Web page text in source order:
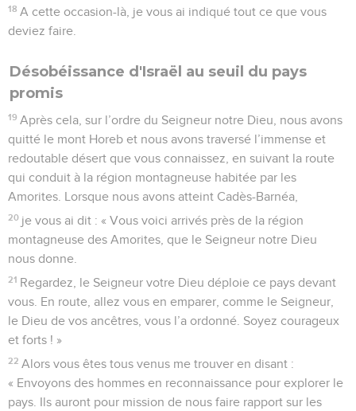
18 A cette occasion-là, je vous ai indiqué tout ce que vous
deviez faire.
Désobéissance d'Israël au seuil du pays
promis
19 Après cela, sur l’ordre du Seigneur notre Dieu, nous avons
quitté le mont Horeb et nous avons traversé l’immense et
redoutable désert que vous connaissez, en suivant la route
qui conduit à la région montagneuse habitée par les
Amorites. Lorsque nous avons atteint Cadès-Barnéa,
20 je vous ai dit : « Vous voici arrivés près de la région
montagneuse des Amorites, que le Seigneur notre Dieu
nous donne.
21 Regardez, le Seigneur votre Dieu déploie ce pays devant
vous. En route, allez vous en emparer, comme le Seigneur,
le Dieu de vos ancêtres, vous l’a ordonné. Soyez courageux
et forts ! »
22 Alors vous êtes tous venus me trouver en disant :
« Envoyons des hommes en reconnaissance pour explorer le
pays. Ils auront pour mission de nous faire rapport sur les